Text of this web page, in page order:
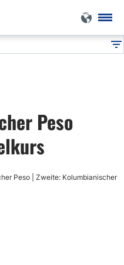
Peso
Peso | Zweite: Kolumbianischer